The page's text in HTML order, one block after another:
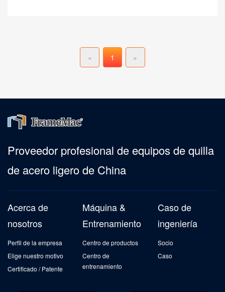
« 1 »
Proveedor profesional de equipos de quilla
de acero ligero de China
Acerca de
nosotros
Perfil de la empresa
Elige nuestro motivo
Certificado / Patente
Máquina &
Entrenamiento
Centro de productos
Centro de
entrenamiento
Caso de
ingeniería
Socio
Caso